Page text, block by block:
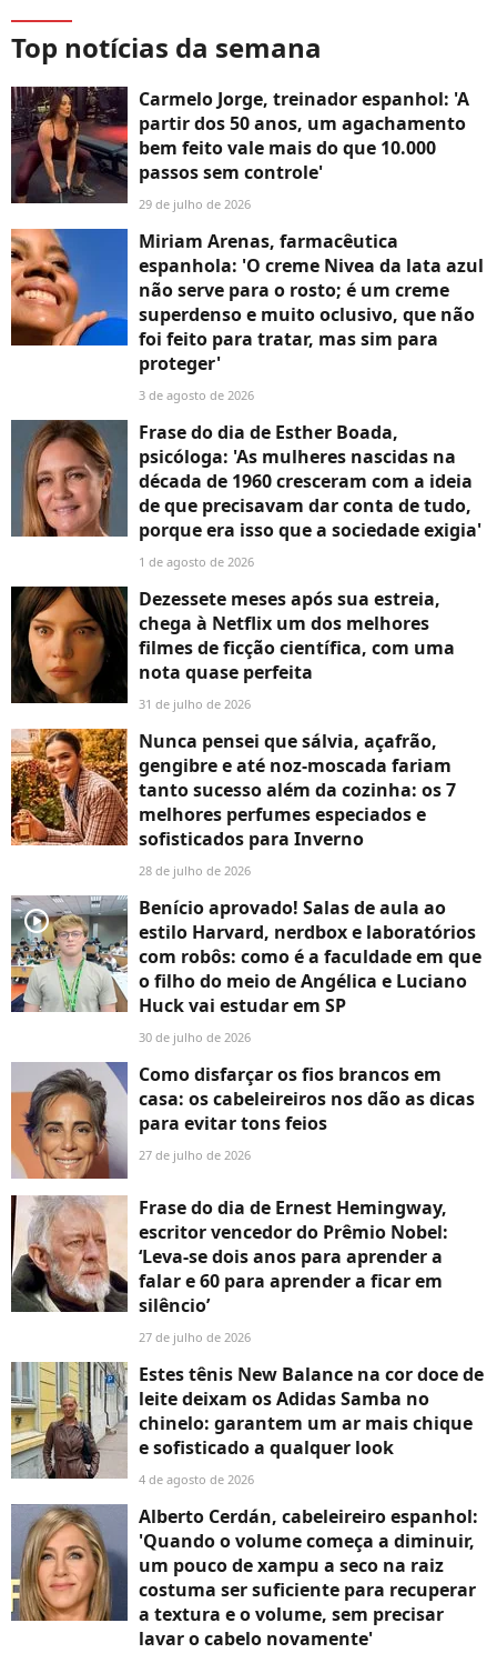
Top notícias da semana
Carmelo Jorge, treinador espanhol: 'A
partir dos 50 anos, um agachamento
bem feito vale mais do que 10.000
passos sem controle'
29 de julho de 2026
Miriam Arenas, farmacêutica
espanhola: 'O creme Nivea da lata azul
não serve para o rosto; é um creme
superdenso e muito oclusivo, que não
foi feito para tratar, mas sim para
proteger'
3 de agosto de 2026
Frase do dia de Esther Boada,
psicóloga: 'As mulheres nascidas na
década de 1960 cresceram com a ideia
de que precisavam dar conta de tudo,
porque era isso que a sociedade exigia'
1 de agosto de 2026
Dezessete meses após sua estreia,
chega à Netflix um dos melhores
filmes de ficção científica, com uma
nota quase perfeita
31 de julho de 2026
Nunca pensei que sálvia, açafrão,
gengibre e até noz-moscada fariam
tanto sucesso além da cozinha: os 7
melhores perfumes especiados e
sofisticados para Inverno
28 de julho de 2026
player2
Benício aprovado! Salas de aula ao
estilo Harvard, nerdbox e laboratórios
com robôs: como é a faculdade em que
o filho do meio de Angélica e Luciano
Huck vai estudar em SP
30 de julho de 2026
Como disfarçar os fios brancos em
casa: os cabeleireiros nos dão as dicas
para evitar tons feios
27 de julho de 2026
Frase do dia de Ernest Hemingway,
escritor vencedor do Prêmio Nobel:
‘Leva-se dois anos para aprender a
falar e 60 para aprender a ficar em
silêncio’
27 de julho de 2026
Estes tênis New Balance na cor doce de
leite deixam os Adidas Samba no
chinelo: garantem um ar mais chique
e sofisticado a qualquer look
4 de agosto de 2026
Alberto Cerdán, cabeleireiro espanhol:
'Quando o volume começa a diminuir,
um pouco de xampu a seco na raiz
costuma ser suficiente para recuperar
a textura e o volume, sem precisar
lavar o cabelo novamente'